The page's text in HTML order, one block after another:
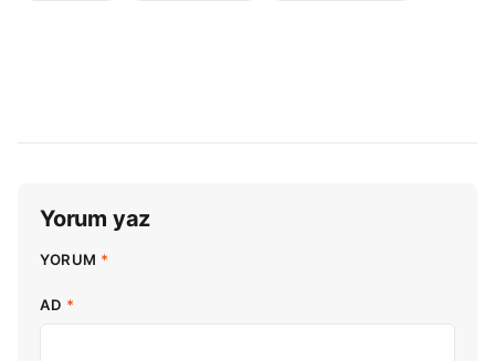
Yorum yaz
YORUM *
AD *